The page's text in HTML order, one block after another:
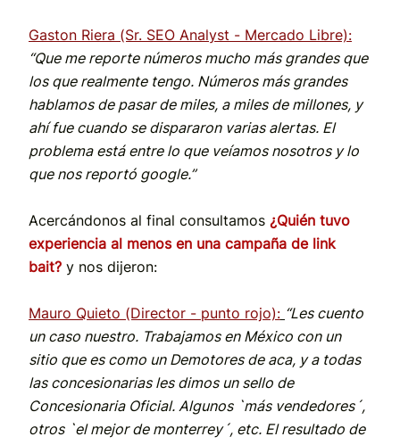
Gaston Riera (Sr. SEO Analyst - Mercado Libre):
“Que me reporte números mucho más grandes que
los que realmente tengo. Números más grandes
hablamos de pasar de miles, a miles de millones, y
ahí fue cuando se dispararon varias alertas. El
problema está entre lo que veíamos nosotros y lo
que nos reportó google.”
Acercándonos al final consultamos ¿Quién tuvo
experiencia al menos en una campaña de link
bait? y nos dijeron:
Mauro Quieto (Director - punto rojo): “Les cuento
un caso nuestro. Trabajamos en México con un
sitio que es como un Demotores de aca, y a todas
las concesionarias les dimos un sello de
Concesionaria Oficial. Algunos `más vendedores´,
otros `el mejor de monterrey´, etc. El resultado de